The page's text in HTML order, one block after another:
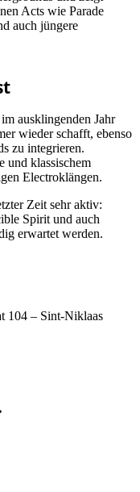
Acts wie Parade
auch jüngere
ausklingenden Jahr
wieder schafft, ebenso
zu integrieren.
und klassischem
Electroklängen.
Zeit sehr aktiv:
Spirit und auch
erwartet werden.
104 – Sint-Niklaas